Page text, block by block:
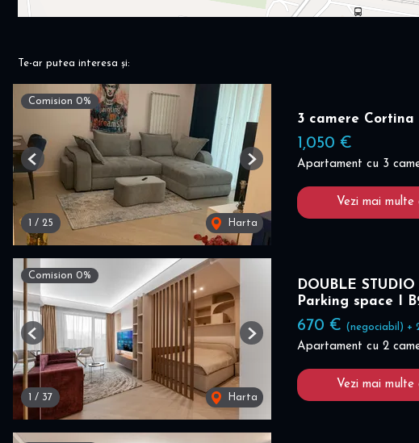
Te-ar putea interesa și:
Comision 0%
/ 25 Harta
Previous Next
3 camere
1,050 €
Apartament cu 3
Vezi mai multe
Comision 0%
/ 37 Harta
Previous Next
DOUBLE
Parking space I
670 € (negociabil) +
Apartament cu 2
Vezi mai multe